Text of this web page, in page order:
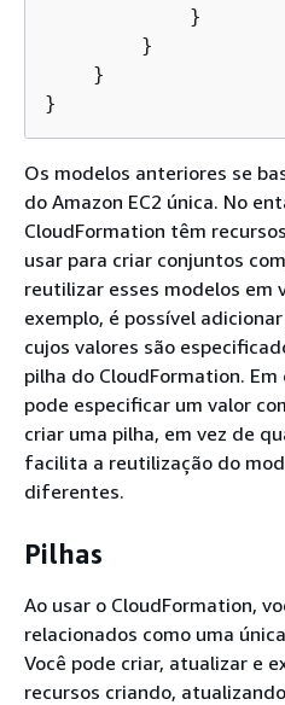
            }
        }
    }
}
Os modelos anteriores se
do Amazon EC2 única. No
CloudFormation têm
usar para criar conjuntos
reutilizar esses modelos em
exemplo, é possível
cujos valores são
pilha do CloudFormation.
pode especificar um valor
criar uma pilha, em vez de
facilita a reutilização do
diferentes.
Pilhas
Ao usar o CloudFormation,
relacionados como uma
Você pode criar, atualizar e
recursos criando,